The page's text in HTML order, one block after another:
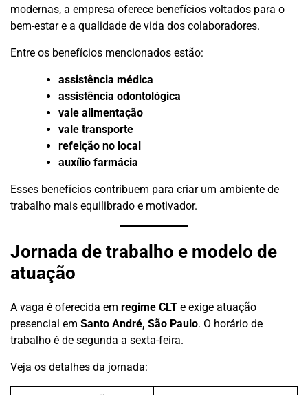
modernas, a empresa oferece benefícios voltados para o
bem-estar e a qualidade de vida dos colaboradores.
Entre os benefícios mencionados estão:
assistência médica
assistência odontológica
vale alimentação
vale transporte
refeição no local
auxílio farmácia
Esses benefícios contribuem para criar um ambiente de
trabalho mais equilibrado e motivador.
Jornada de trabalho e modelo de
atuação
A vaga é oferecida em regime CLT e exige atuação
presencial em Santo André, São Paulo. O horário de
trabalho é de segunda a sexta-feira.
Veja os detalhes da jornada: